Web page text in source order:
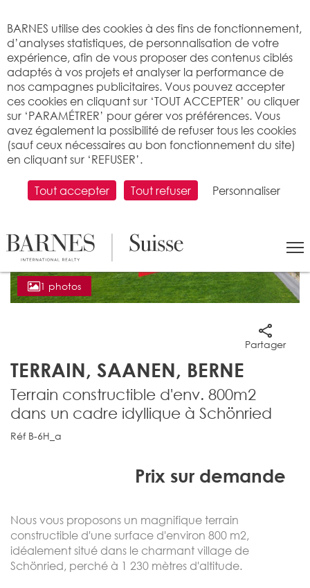
1 photos
TERRAIN, SAANEN, BERNE
Partager
Terrain constructible d'env. 800m2
dans un cadre idyllique à Schönried
Réf B-6H_a
Prix sur demande
Nous vous proposons un magnifique terrain
constructible d'une surface d'environ 800 m2,
idéalement situé dans le charmant village de
Schönried, perché à 1 230 mètres d'altitude.
BARNES utilise des cookies à des fins de fonctionnement,
d’analyses statistiques, de personnalisation de votre
expérience, afin de vous proposer des contenus ciblés
adaptés à vos projets et analyser la performance de
nos campagnes publicitaires. Vous pouvez accepter
ces cookies en cliquant sur ‘TOUT ACCEPTER’ ou cliquer
sur ‘PARAMÉTRER’ pour gérer vos préférences. Vous
avez également la possibilité de refuser tous les cookies
(sauf ceux nécessaires au bon fonctionnement du site)
en cliquant sur ‘REFUSER’.
Tout accepter Tout refuser Personnaliser